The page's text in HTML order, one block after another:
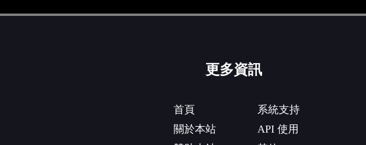
更多資訊
首頁
關於本站
系統支持
API 使用